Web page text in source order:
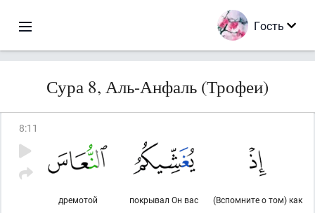
Гость
Сура 8, Аль-Анфаль (Трофеи)
8:11
(Вспомните о том) как
покрывал Он вас
дремотой